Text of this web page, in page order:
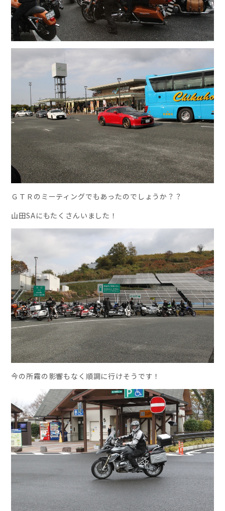
ＧＴＲのミーティングでもあったのでしょうか？？
山田SAにもたくさんいました！
今の所霧の影響もなく順調に行けそうです！